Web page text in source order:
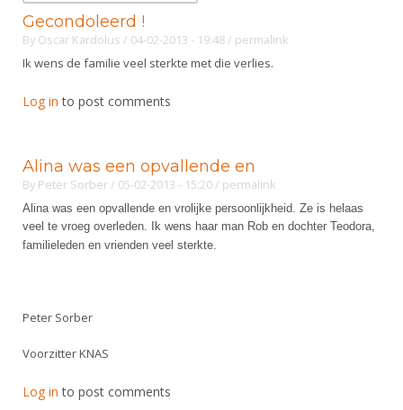
NK organiseren
Geschiedenis van het schermen
Touché
Gecondoleerd !
By Oscar Kardolus / 04-02-2013 - 19:48/ permalink
Ik wens de familie veel sterkte met die verlies.
Log in to post comments
Alina was een opvallende en
By Peter Sorber/ 05-02-2013 - 15:20/ permalink
Alina was een opvallende en vrolijke persoonlijkheid. Ze is helaas
veel te vroeg overleden.
Ik wens haar man Rob en dochter Teodora,
familieleden en vrienden veel sterkte.
Peter Sorber
Voorzitter KNAS
Log in to post comments